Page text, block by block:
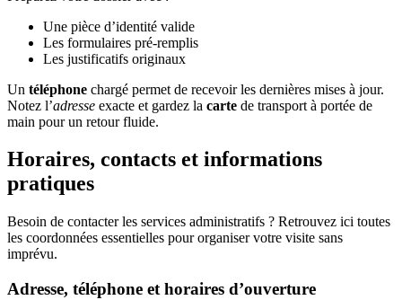
Une pièce d’identité valide
Les formulaires pré-remplis
Les justificatifs originaux
Un téléphone chargé permet de recevoir les dernières mises à jour.
Notez l’adresse exacte et gardez la carte de transport à portée de
main pour un retour fluide.
Horaires, contacts et informations
pratiques
Besoin de contacter les services administratifs ? Retrouvez ici toutes
les coordonnées essentielles pour organiser votre visite sans
imprévu.
Adresse, téléphone et horaires d’ouverture